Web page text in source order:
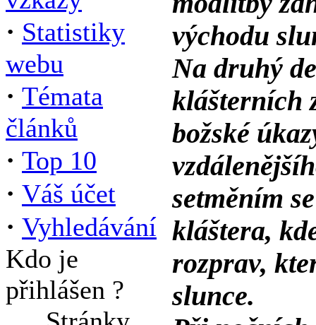
· Statistiky
webu
· Témata
článků
· Top 10
· Váš účet
· Vyhledávání
Kdo je
přihlášen ?
východu
Na druhý
klášterních
božské
setměním
kláštera,
rozprav,
slunce.